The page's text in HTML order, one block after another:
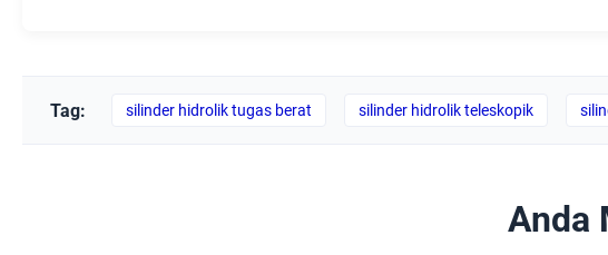
Tag: silinder hidrolik tugas berat silinder hidrolik teleskopik
Anda